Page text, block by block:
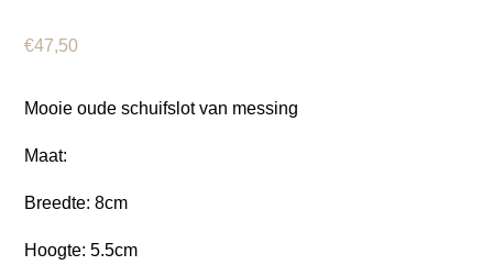
€47,50
Mooie oude schuifslot van messing
Maat:
Breedte: 8cm
Hoogte: 5.5cm